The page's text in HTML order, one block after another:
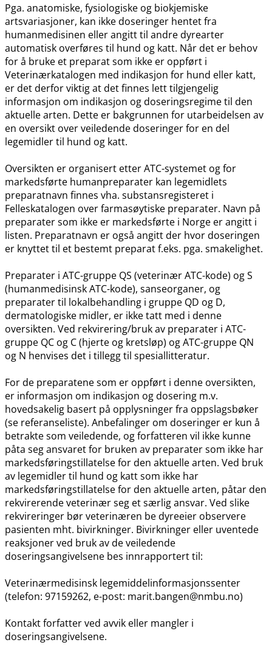
Pga. anatomiske, fysiologiske og biokjemiske
artsvariasjoner, kan ikke doseringer hentet fra
humanmedisinen eller angitt til andre dyrearter
automatisk overføres til hund og katt. Når det er behov
for å bruke et preparat som ikke er oppført i
Veterinærkatalogen med indikasjon for hund eller katt,
er det derfor viktig at det finnes lett tilgjengelig
informasjon om indikasjon og doseringsregime til den
aktuelle arten. Dette er bakgrunnen for utarbeidelsen av
en oversikt over veiledende doseringer for en del
legemidler til hund og katt.
Oversikten er organisert etter ATC-systemet og for
markedsførte humanpreparater kan legemidlets
preparatnavn finnes vha. substansregisteret i
Felleskatalogen over farmasøytiske preparater. Navn på
preparater som ikke er markedsførte i Norge er angitt i
listen. Preparatnavn er også angitt der hvor doseringen
er knyttet til et bestemt preparat f.eks. pga. smakelighet.
Preparater i ATC-gruppe QS (veterinær ATC-kode) og S
(humanmedisinsk ATC-kode), sanseorganer, og
preparater til lokalbehandling i gruppe QD og D,
dermatologiske midler, er ikke tatt med i denne
oversikten. Ved rekvirering​/​bruk av preparater i ATC-
gruppe QC og C (hjerte og kretsløp) og ATC-gruppe QN
og N henvises det i tillegg til spesiallitteratur.
For de preparatene som er oppført i denne oversikten,
er informasjon om indikasjon og dosering m.v.
hovedsakelig basert på opplysninger fra oppslagsbøker
(se referanseliste). Anbefalinger om doseringer er kun å
betrakte som veiledende, og forfatteren vil ikke kunne
påta seg ansvaret for bruken av preparater som ikke har
markedsføringstillatelse for den aktuelle arten. Ved bruk
av legemidler til hund og katt som ikke har
markedsføringstillatelse for den aktuelle arten, påtar den
rekvirerende veterinær seg et særlig ansvar. Ved slike
rekvireringer bør veterinæren be dyreeier observere
pasienten mht. bivirkninger. Bivirkninger eller uventede
reaksjoner ved bruk av de veiledende
doseringsangivelsene bes innrapportert til:
Veterinærmedisinsk legemiddelinformasjonssenter
(telefon: 97159262, e-post: marit.bangen@nmbu.no)
Kontakt forfatter ved avvik eller mangler i
doseringsangivelsene.